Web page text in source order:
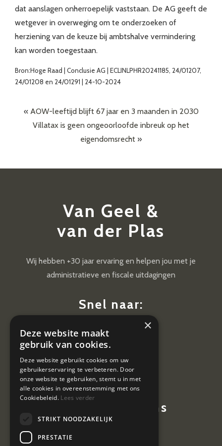
dat aanslagen onherroepelijk vaststaan. De AG geeft de
wetgever in overweging om te onderzoeken of
herziening van de keuze bij ambtshalve vermindering
kan worden toegestaan.
Bron:Hoge Raad | Conclusie AG | ECLINLPHR20241185, 24/01207,
24/01208 en 24/01291 | 24-10-2024
« AOW-leeftijd blijft 67 jaar en 3 maanden in 2030
Villatax is geen ongeoorloofde inbreuk op het
eigendomsrecht »
Van Geel &
van der Plas
Wij hebben +30 jaar ervaring en helpen jou met je
administratieve en fiscale uitdagingen
Snel naar:
Diensten
Vacatures
Contactgegevens
×
Deze website maakt
gebruik van cookies.
Deze website gebruikt cookies om uw
gebruikerservaring te verbeteren. Door
onze website te gebruiken, stemt u in met
alle cookies in overeenstemming met ons
Cookiebeleid. Lees verder
STRIKT NOODZAKELIJK
PRESTATIE